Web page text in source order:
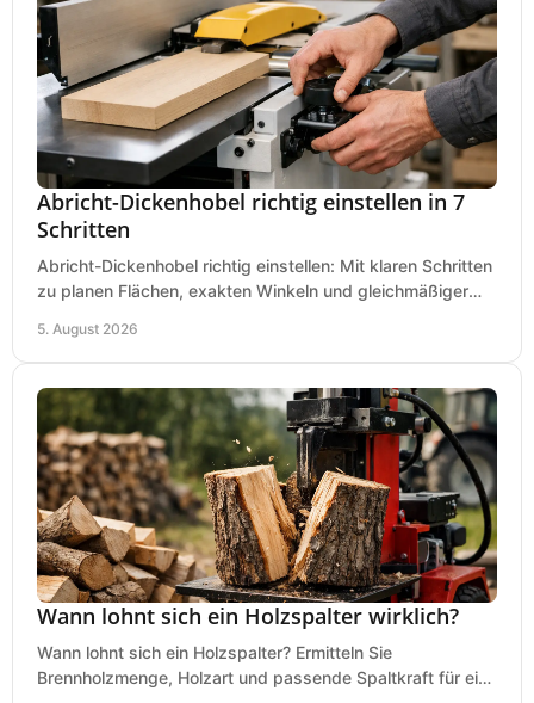
Abricht-Dickenhobel richtig einstellen in 7
Schritten
Abricht-Dickenhobel richtig einstellen: Mit klaren Schritten
zu planen Flächen, exakten Winkeln und gleichmäßiger
5. August 2026
Wann lohnt sich ein Holzspalter wirklich?
Wann lohnt sich ein Holzspalter? Ermitteln Sie
Brennholzmenge, Holzart und passende Spaltkraft für eine